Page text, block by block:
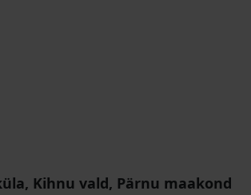
Kihnu vald, Pärnu maakond